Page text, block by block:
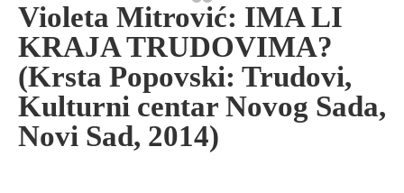
Violeta Mitrović: IMA LI
KRAJA TRUDOVIMA?
(Krsta Popovski: Trudovi,
Kulturni centar Novog Sada,
Novi Sad, 2014)